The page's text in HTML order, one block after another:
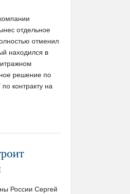
отдельное
отменил
находился в
решение по
контракту на
России Сергей